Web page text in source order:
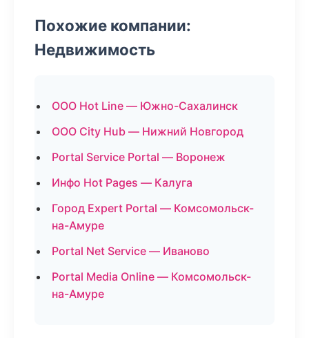
Похожие компании:
Недвижимость
ООО Hot Line — Южно-Сахалинск
ООО City Hub — Нижний Новгород
Portal Service Portal — Воронеж
Инфо Hot Pages — Калуга
Город Expert Portal — Комсомольск-
на-Амуре
Portal Net Service — Иваново
Portal Media Online — Комсомольск-
на-Амуре